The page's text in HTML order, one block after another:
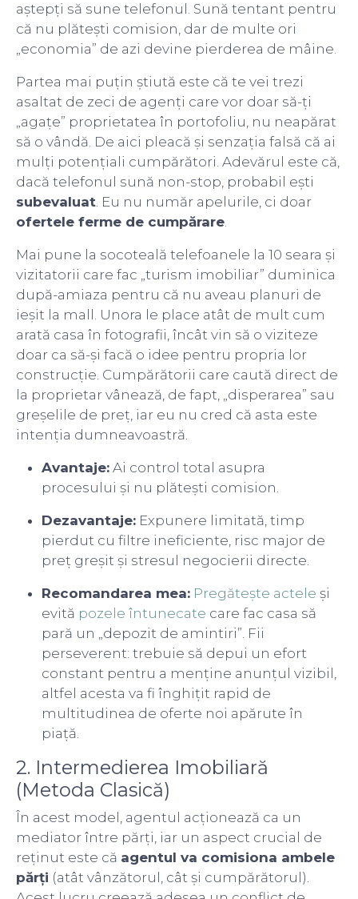
aștepți să sune telefonul. Sună tentant pentru
că nu plătești comision, dar de multe ori
„economia” de azi devine pierderea de mâine.
Partea mai puțin știută este că te vei trezi
asaltat de zeci de agenți care vor doar să-ți
„agațe” proprietatea în portofoliu, nu neapărat
să o vândă. De aici pleacă și senzația falsă că ai
mulți potențiali cumpărători. Adevărul este că,
dacă telefonul sună non-stop, probabil ești
subevaluat. Eu nu număr apelurile, ci doar
ofertele ferme de cumpărare.
Mai pune la socoteală telefoanele la 10 seara și
vizitatorii care fac „turism imobiliar” duminica
după-amiaza pentru că nu aveau planuri de
ieșit la mall. Unora le place atât de mult cum
arată casa în fotografii, încât vin să o viziteze
doar ca să-și facă o idee pentru propria lor
construcție. Cumpărătorii care caută direct de
la proprietar vânează, de fapt, „disperarea” sau
greșelile de preț, iar eu nu cred că asta este
intenția dumneavoastră.
Avantaje: Ai control total asupra
procesului și nu plătești comision.
Dezavantaje: Expunere limitată, timp
pierdut cu filtre ineficiente, risc major de
preț greșit și stresul negocierii directe.
Recomandarea mea: Pregătește actele și
evită pozele întunecate care fac casa să
pară un „depozit de amintiri”. Fii
perseverent: trebuie să depui un efort
constant pentru a menține anunțul vizibil,
altfel acesta va fi înghițit rapid de
multitudinea de oferte noi apărute în
piață.
2. Intermedierea Imobiliară
(Metoda Clasică)
În acest model, agentul acționează ca un
mediator între părți, iar un aspect crucial de
reținut este că agentul va comisiona ambele
părți (atât vânzătorul, cât și cumpărătorul).